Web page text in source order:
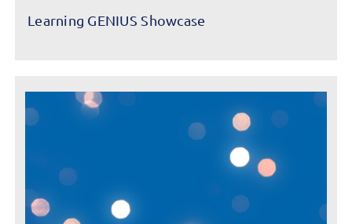
Learning GENIUS Showcase